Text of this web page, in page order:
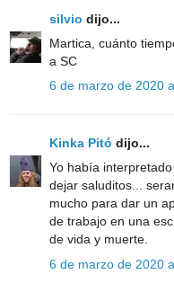
silvio dijo...
Martica, cuánto
a SC
6 de marzo de 2020
Kinka Pitó dijo...
Yo había
dejar saluditos...
mucho para dar un
de trabajo en una
de vida y muerte.
6 de marzo de 2020